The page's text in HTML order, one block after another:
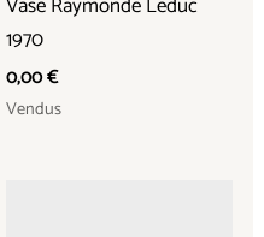
1970
0,00€
Vendus